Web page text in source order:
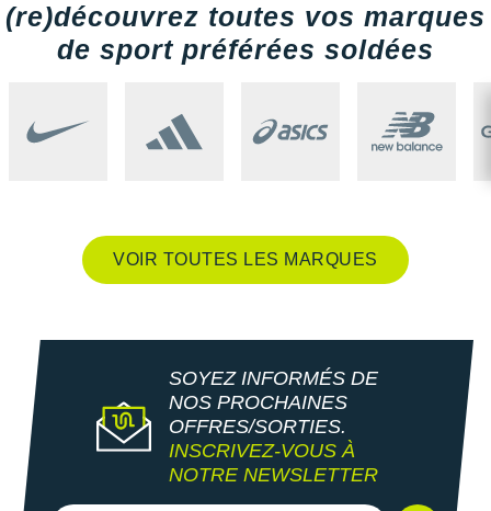
(re)découvrez toutes vos marques
de sport préférées soldées
VOIR TOUTES LES MARQUES
SOYEZ INFORMÉS DE
NOS PROCHAINES
OFFRES/SORTIES.
INSCRIVEZ-VOUS À
NOTRE NEWSLETTER
Triathlon-Natation
PAR MARQUES
DÉSTOCKAGE
Naak
New Balance
NNormal
On-Running
Patagonia
Petzl
Polar